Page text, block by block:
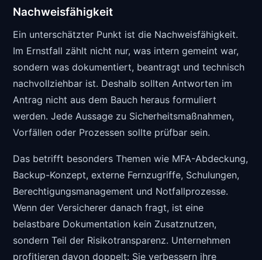
Nachweisfähigkeit
Ein unterschätzter Punkt ist die Nachweisfähigkeit.
Im Ernstfall zählt nicht nur, was intern gemeint war,
sondern was dokumentiert, beantragt und technisch
nachvollziehbar ist. Deshalb sollten Antworten im
Antrag nicht aus dem Bauch heraus formuliert
werden. Jede Aussage zu Sicherheitsmaßnahmen,
Vorfällen oder Prozessen sollte prüfbar sein.
Das betrifft besonders Themen wie MFA-Abdeckung,
Backup-Konzept, externe Fernzugriffe, Schulungen,
Berechtigungsmanagement und Notfallprozesse.
Wenn der Versicherer danach fragt, ist eine
belastbare Dokumentation kein Zusatznutzen,
sondern Teil der Risikotransparenz. Unternehmen
profitieren davon doppelt: Sie verbessern ihre